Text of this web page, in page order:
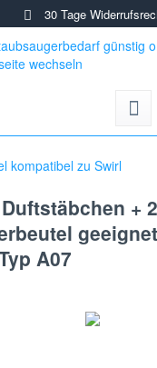
30 Tage
kompatibel zu Swirl
+
A07